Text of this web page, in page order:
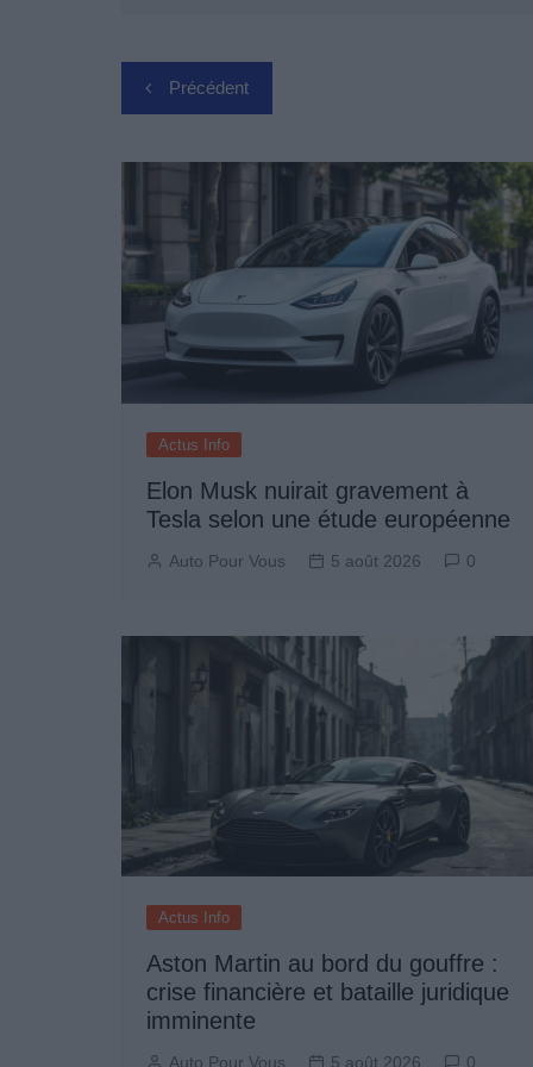
Navigation
de
l’article
Précédent
Actus Info
Elon Musk nuirait gravement à
Tesla selon une étude européenne
Auto Pour Vous 5 août 2026 0
Actus Info
Aston Martin au bord du gouffre :
crise financière et bataille juridique
imminente
Auto Pour Vous 5 août 2026 0